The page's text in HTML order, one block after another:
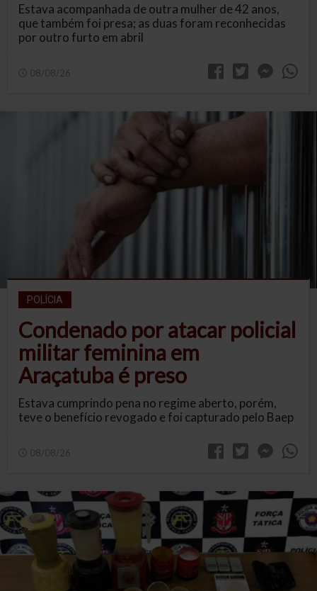
Estava acompanhada de outra mulher de 42 anos,
que também foi presa; as duas foram reconhecidas
por outro furto em abril
08/08/26
POLÍCIA
Condenado por atacar policial
militar feminina em
Araçatuba é preso
Estava cumprindo pena no regime aberto, porém,
teve o benefício revogado e foi capturado pelo Baep
08/08/26